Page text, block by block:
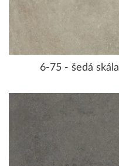
6-75 - šedá skála